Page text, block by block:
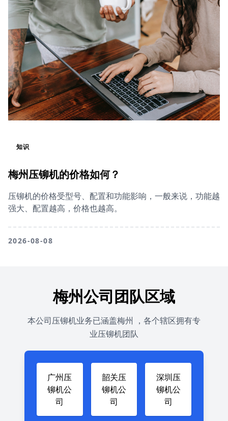
知识
梅州压铆机的价格如何？
压铆机的价格受型号、配置和功能影响，一般来说，功能越
强大、配置越高，价格也越高。
2026-08-08
梅州公司团队区域
本公司压铆机业务已涵盖梅州 ，各个辖区拥有专
业压铆机团队
广州压
铆机公
司
韶关压
铆机公
司
深圳压
铆机公
司